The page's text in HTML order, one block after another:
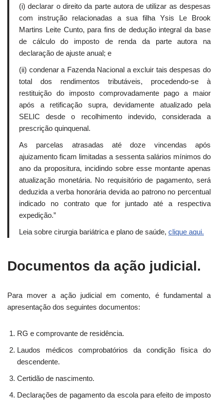
(i) declarar o direito da parte autora de utilizar as despesas
com instrução relacionadas a sua filha Ysis Le Brook
Martins Leite Cunto, para fins de dedução integral da base
de cálculo do imposto de renda da parte autora na
declaração de ajuste anual; e
(ii) condenar a Fazenda Nacional a excluir tais despesas do
total dos rendimentos tributáveis, procedendo-se à
restituição do imposto comprovadamente pago a maior
após a retificação supra, devidamente atualizado pela
SELIC desde o recolhimento indevido, considerada a
prescrição quinquenal.
As parcelas atrasadas até doze vincendas após
ajuizamento ficam limitadas a sessenta salários mínimos do
ano da propositura, incidindo sobre esse montante apenas
atualização monetária. No requisitório de pagamento, será
deduzida a verba honorária devida ao patrono no percentual
indicado no contrato que for juntado até a respectiva
expedição.”
Leia sobre cirurgia bariátrica e plano de saúde, clique aqui.
Documentos da ação judicial.
Para mover a ação judicial em comento, é fundamental a
apresentação dos seguintes documentos:
RG e comprovante de residência.
Laudos médicos comprobatórios da condição física do
descendente.
Certidão de nascimento.
Declarações de pagamento da escola para efeito de imposto